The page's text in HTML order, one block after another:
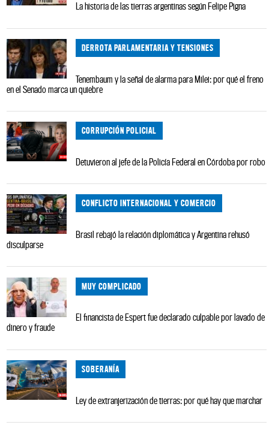
La historia de las tierras argentinas según Felipe Pigna
DERROTA PARLAMENTARIA Y TENSIONES
Tenembaum y la señal de alarma para Milei: por qué el freno
en el Senado marca un quiebre
CORRUPCIÓN POLICIAL
Detuvieron al jefe de la Policía Federal en Córdoba por robo
CONFLICTO INTERNACIONAL Y COMERCIO
Brasil rebajó la relación diplomática y Argentina rehusó
disculparse
MUY COMPLICADO
El financista de Espert fue declarado culpable por lavado de
dinero y fraude
SOBERANÍA
Ley de extranjerización de tierras: por qué hay que marchar